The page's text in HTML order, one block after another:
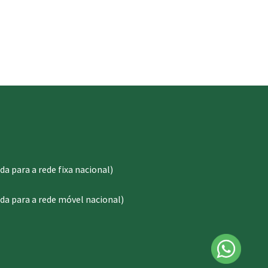
para a rede fixa nacional)
para a rede móvel nacional)